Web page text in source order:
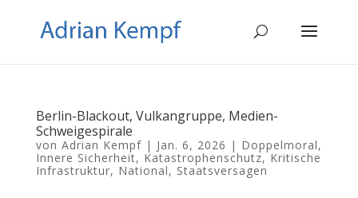
Berlin-Blackout, Vulkangruppe, Medien-
Schweigespirale
von Adrian Kempf| Jan. 6, 2026 | Doppelmoral,
Innere Sicherheit, Katastrophenschutz, Kritische
Infrastruktur, National, Staatsversagen